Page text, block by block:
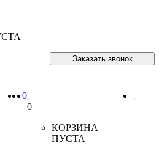
Заказать звонок
0
0
КОРЗИНА
ПУСТА